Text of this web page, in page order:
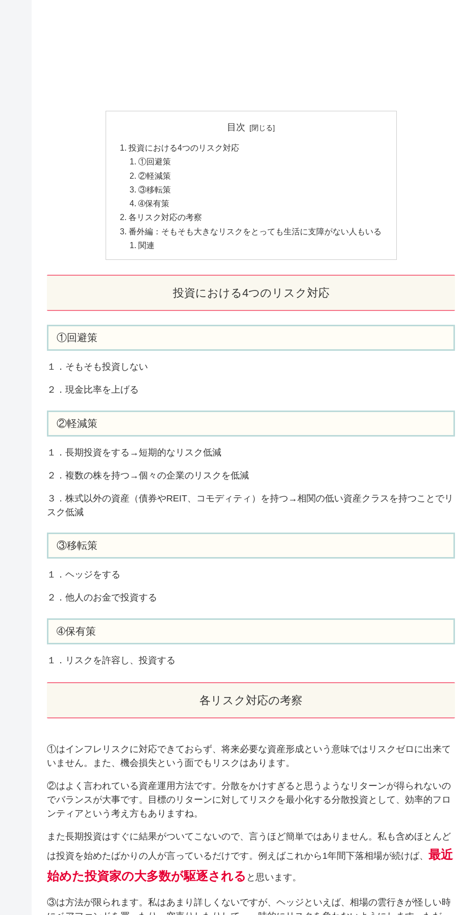
目次
投資における4つのリスク対応
①回避策
②軽減策
③移転策
➃保有策
各リスク対応の考察
番外編：そもそも大きなリスクをとっても生活に支障がない人もいる
関連
投資における4つのリスク対応
①回避策
１．そもそも投資しない
２．現金比率を上げる
②軽減策
１．長期投資をする→短期的なリスク低減
２．複数の株を持つ→個々の企業のリスクを低減
３．株式以外の資産（債券やREIT、コモディティ）を持つ→相関の低い資産クラスを持つことでリ
スク低減
③移転策
１．ヘッジをする
２．他人のお金で投資する
➃保有策
１．リスクを許容し、投資する
各リスク対応の考察
①はインフレリスクに対応できておらず、将来必要な資産形成という意味ではリスクゼロに出来て
いません。また、機会損失という面でもリスクはあります。
②はよく言われている資産運用方法です。分散をかけすぎると思うようなリターンが得られないの
でバランスが大事です。目標のリターンに対してリスクを最小化する分散投資として、効率的フロ
ンティアという考え方もありますね。
また長期投資はすぐに結果がついてこないので、言うほど簡単ではありません。私も含めほとんど
は投資を始めたばかりの人が言っているだけです。例えばこれから1年間下落相場が続けば、 最近
始めた投資家の大多数が駆逐される と思います。
③は方法が限られます。私はあまり詳しくないですが、ヘッジといえば、相場の雲行きが怪しい時